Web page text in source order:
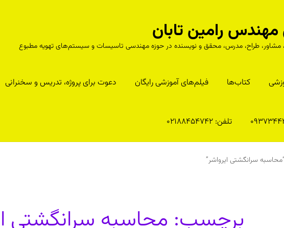
رامین تابان
مشاور، طراح، مدرس، محقق و نویسنده در حوزه مهندسی تاسیسات و سیستم‌های تهویه مطبوع
کتا‌ب‌ها فیلم‌های آموزشی رایگان دعوت برای پروژه، تدریس و سخنرانی
تلفن: 02188454742
سرانگشتی ایرواشر”
برچسب: محاسبه سرانگشتی